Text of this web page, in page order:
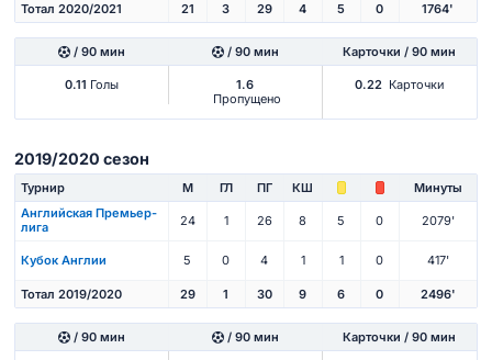
Тотал 2020/2021 21 3 29 4 5 0 1764'
/ 90 мин / 90 мин Карточки / 90 мин
0.11 Голы
1.6
Пропущено
0.22 Карточки
2019/2020 сезон
Турнир М ГЛ ПГ КШ
Минуты
Английская Премьер-
лига
24 1 26 8 5 0 2079'
Кубок Англии 5 0 4 1 1 0 417'
Тотал 2019/2020 29 1 30 9 6 0 2496'
/ 90 мин / 90 мин Карточки / 90 мин